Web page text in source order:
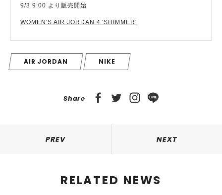
9/3 9:00 より販売開始
WOMEN'S AIR JORDAN 4 'SHIMMER'
AIR JORDAN NIKE
Share
PREV NEXT
RELATED NEWS